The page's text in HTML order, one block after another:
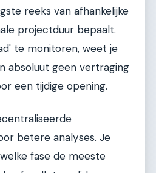
reeks van afhankelijke
projectduur bepaalt.
te monitoren, weet je
absoluut geen vertraging
een tijdige opening.
betere analyses. Je
fase de meeste